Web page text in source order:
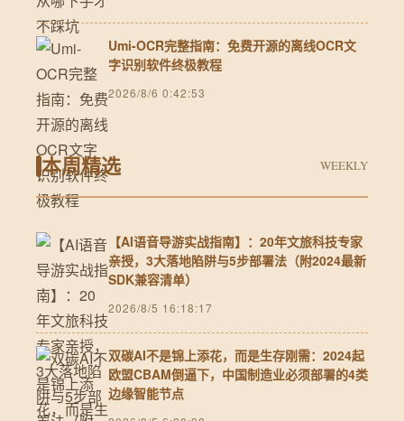
Umi-OCR完整指南：免费开源的离线OCR文
字识别软件终极教程
2026/8/6 0:42:53
本周精选 WEEKLY
【AI语音导游实战指南】：20年文旅科技专家
亲授，3大落地陷阱与5步部署法（附2024最新
SDK兼容清单）
2026/8/5 16:18:17
双碳AI不是锦上添花，而是生存刚需：2024起
欧盟CBAM倒逼下，中国制造业必须部署的4类
边缘智能节点